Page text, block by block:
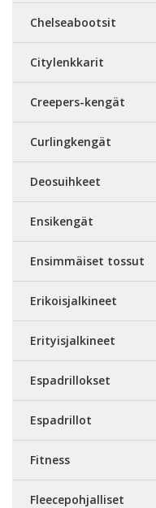
Chelseabootsit
Citylenkkarit
Creepers-kengät
Curlingkengät
Deosuihkeet
Ensikengät
Ensimmäiset tossut
Erikoisjalkineet
Erityisjalkineet
Espadrillokset
Espadrillot
Fitness
Fleecepohjalliset